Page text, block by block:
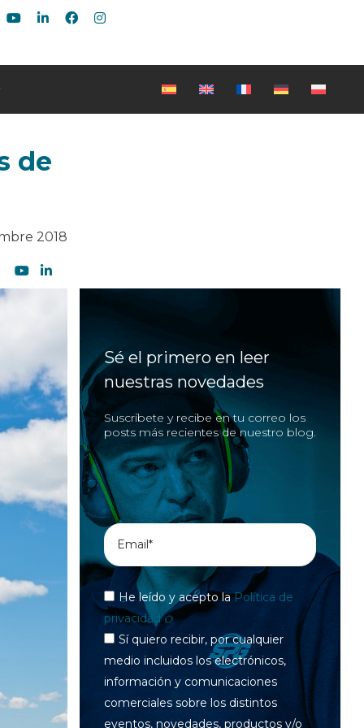
de
2018
Sé el primero en leer
nuestras novedades
Suscríbete y recibe en tu correo los
posts más recientes de nuestro blog.
He leído y acepto laPolítica de
privacidad
Sí quiero recibir, por cualquier
medio incluidos los electrónicos,
información y comunicaciones
comerciales sobre los distintos
eventos, novedades, productos y/o